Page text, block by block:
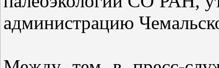
администрацию